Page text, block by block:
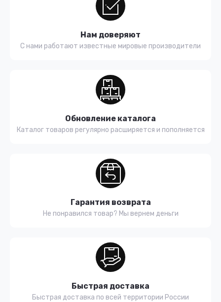
Нам доверяют
С нами работают известные мировые производители
Обновление каталога
Каталог товаров регулярно расширяется и пополняется
Гарантия возврата
Не понравился товар? Мы вернем деньги
Быстрая доставка
Быстрая доставка по всей территории России